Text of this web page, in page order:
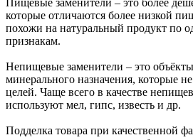
которые отличаются более низкой
похожи на натуральный продукт по
признакам.
Непищевые заменители – это
минерального назначения, которые
целей. Чаще всего в качестве
используют мел, гипс, известь и др.
Подделка товара при качественной